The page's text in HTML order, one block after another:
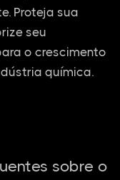
Proteja sua
seu
o crescimento
química.
sobre o